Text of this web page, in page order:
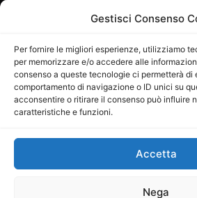
Gestisci Consenso
Per fornire le migliori esperienze, utilizziamo
per memorizzare e/o accedere alle
consenso a queste tecnologie ci permetterà di
comportamento di navigazione o ID unici su
acconsentire o ritirare il consenso può influire
caratteristiche e funzioni.
Accetta
Nega
29/09/2015
Direttore Editoriale:
Direttore Responsabile:
P.IVA: 06334930820
Mercurio Comunicazione Società
iscritta al Registro degli Operatori